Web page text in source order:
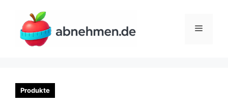
springen
Menü
Produkte